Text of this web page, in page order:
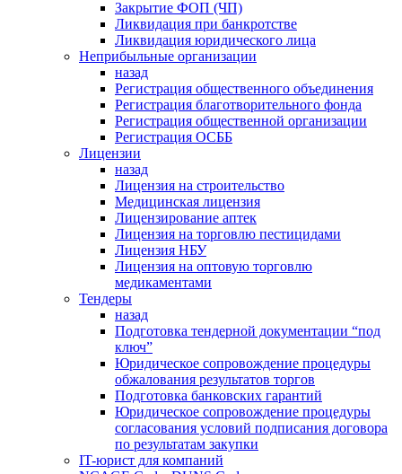
Закрытие ФОП (ЧП)
Ликвидация при банкротстве
Ликвидация юридического лица
Неприбыльные организации
назад
Регистрация общественного объединения
Регистрация благотворительного фонда
Регистрация общественной организации
Регистрация ОСББ
Лицензии
назад
Лицензия на строительство
Медицинская лицензия
Лицензирование аптек
Лицензия на торговлю пестицидами
Лицензия НБУ
Лицензия на оптовую торговлю
медикаментами
Тендеры
назад
Подготовка тендерной документации “под
ключ”
Юридическое сопровождение процедуры
обжалования результатов торгов
Подготовка банковских гарантий
Юридическое сопровождение процедуры
согласования условий подписания договора
по результатам закупки
IT-юрист для компаний